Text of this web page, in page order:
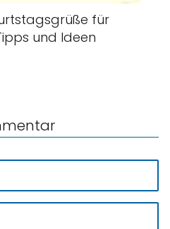
für
und Ideen